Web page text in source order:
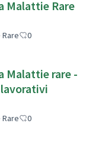
Malattie Rare
0
Malattie rare -
0